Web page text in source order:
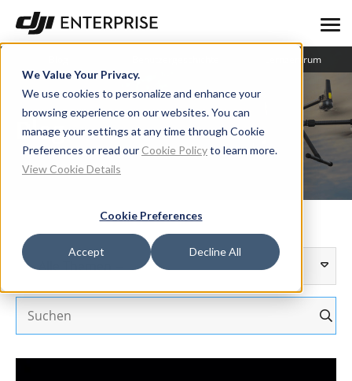
We Value Your Privacy.
We use cookies to personalize and enhance your
browsing experience on our websites. You can
manage your settings at any time through Cookie
Preferences or read our Cookie Policyto learn more.
View Cookie Details
Cookie Preferences
Accept Decline All
Lernzentrum
Blog